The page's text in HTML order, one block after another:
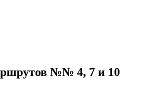
№№ 4, 7 и 10